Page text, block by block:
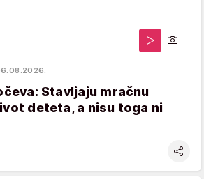
Stavljaju mračnu
deteta, a nisu toga ni